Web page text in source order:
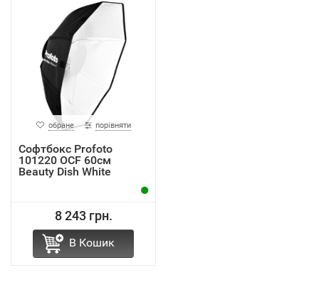
обране порівняти
Софтбокс Profoto
101220 OCF 60см
Beauty Dish White
8 243 грн.
В Кошик